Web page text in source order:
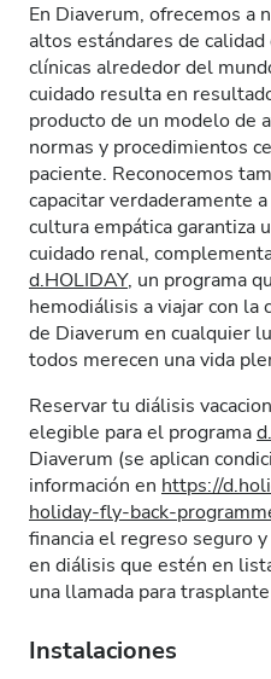
En Diaverum, ofrecemos a
altos estándares de calidad
clínicas alrededor del
cuidado resulta en
producto de un modelo de
normas y procedimientos
paciente. Reconocemos
capacitar verdaderamente
cultura empática garantiza
cuidado renal,
d.HOLIDAY, un programa
hemodiálisis a viajar con la
de Diaverum en cualquier
todos merecen una vida
Reservar tu diálisis
elegible para el programa
Diaverum (se aplican
información en https://
holiday-fly-back-
financia el regreso seguro
en diálisis que estén en
una llamada para
Instalaciones